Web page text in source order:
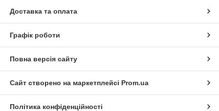
Доставка та оплата
Графік роботи
Повна версія сайту
Сайт створено на маркетплейсі Prom.ua
Політика конфіденційності